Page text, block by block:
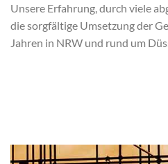
Unsere Erfahrung, durch viele
die sorgfältige Umsetzung der
Jahren in NRW und rund um